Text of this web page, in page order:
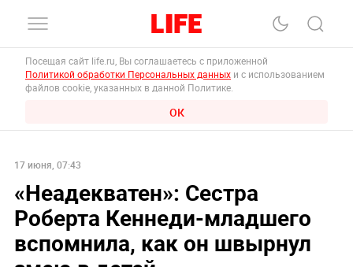
Посещая сайт life.ru, Вы соглашаетесь с приложенной
Политикой обработки Персональных данных и с использованием
файлов cookie, указанных в данной Политике.
ОК
17 июня, 07:43
«Неадекватен»: Сестра
Роберта Кеннеди-младшего
вспомнила, как он швырнул